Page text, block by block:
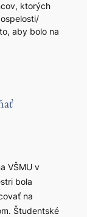
ktorých
aby bolo na
VŠMU v
bola
na
Študentské